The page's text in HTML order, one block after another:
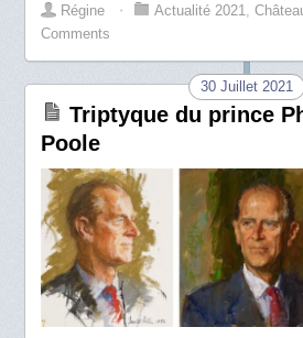
Régine ⋅ Actualité 2021 ,
Comments
30 Juillet 2021
Triptyque du prince
Poole